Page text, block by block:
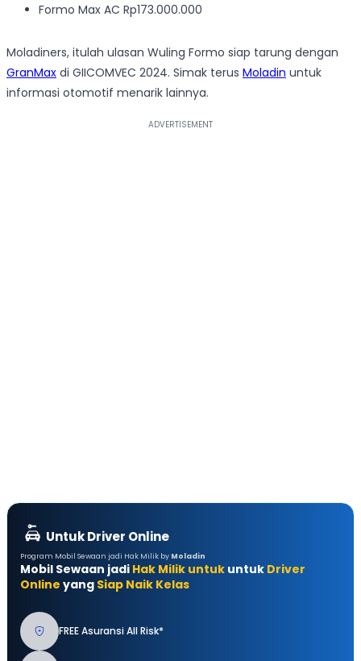
Formo Max AC Rp173.000.000
Moladiners, itulah ulasan Wuling Formo siap tarung dengan
GranMax di GIICOMVEC 2024. Simak terus Moladin untuk
informasi otomotif menarik lainnya.
Untuk Driver Online
Program Mobil Sewaan jadi Hak Milik by Moladin
Mobil Sewaan jadi Hak Milik untuk untuk Driver
Online yang Siap Naik Kelas
FREE Asuransi All Risk*